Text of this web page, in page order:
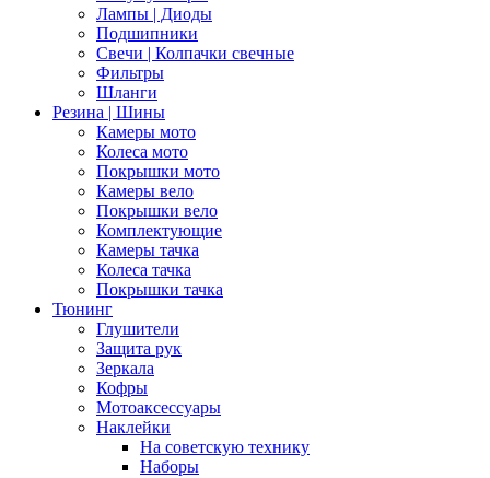
Лампы | Диоды
Подшипники
Свечи | Колпачки свечные
Фильтры
Шланги
Резина | Шины
Камеры мото
Колеса мото
Покрышки мото
Камеры вело
Покрышки вело
Комплектующие
Камеры тачка
Колеса тачка
Покрышки тачка
Тюнинг
Глушители
Защита рук
Зеркала
Кофры
Мотоаксессуары
Наклейки
На советскую технику
Наборы